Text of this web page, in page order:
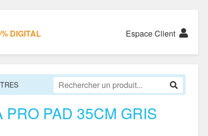
DIGITAL Espace Client
PAD 35CM GRIS